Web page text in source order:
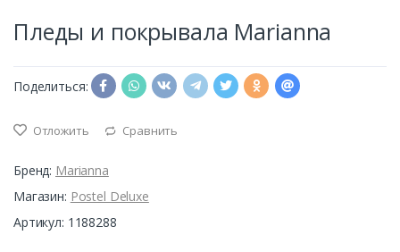
Пледы и покрывала Marianna
Поделиться:
Отложить Сравнить
Бренд: Marianna
Магазин: Postel Deluxe
Артикул: 1188288